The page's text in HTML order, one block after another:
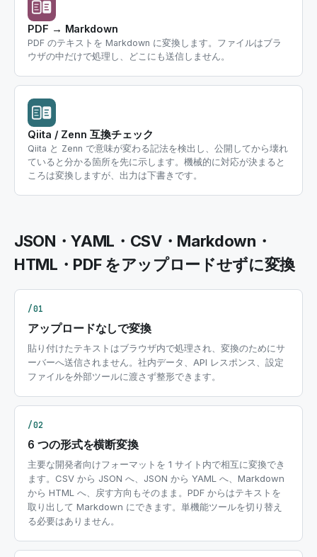
PDF → Markdown
PDF のテキストを Markdown に変換します。ファイルはブラ
ウザの中だけで処理し、どこにも送信しません。
Qiita / Zenn 互換チェック
Qiita と Zenn で意味が変わる記法を検出し、公開してから壊れ
ていると分かる箇所を先に示します。機械的に対応が決まると
ころは変換しますが、出力は下書きです。
JSON・YAML・CSV・Markdown・
HTML・PDF をアップロードせずに変換
/01
アップロードなしで変換
貼り付けたテキストはブラウザ内で処理され、変換のためにサ
ーバーへ送信されません。社内データ、API レスポンス、設定
ファイルを外部ツールに渡さず整形できます。
/02
6 つの形式を横断変換
主要な開発者向けフォーマットを 1 サイト内で相互に変換でき
ます。CSV から JSON へ、JSON から YAML へ、Markdown
から HTML へ、戻す方向もそのまま。PDF からはテキストを
取り出して Markdown にできます。単機能ツールを切り替え
る必要はありません。